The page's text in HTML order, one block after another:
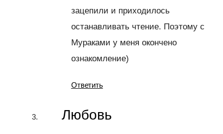
зацепили и приходилось
останавливать чтение. Поэтому с
Мураками у меня окончено
ознакомление)
Ответить
Любовь